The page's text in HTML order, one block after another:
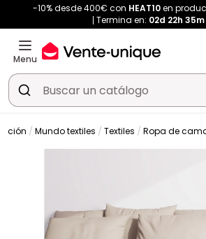
-10% desde 400€ con HEAT10en
Termina en: 02d 22h 35m
Menu
Mundo textiles Textiles Ropa de